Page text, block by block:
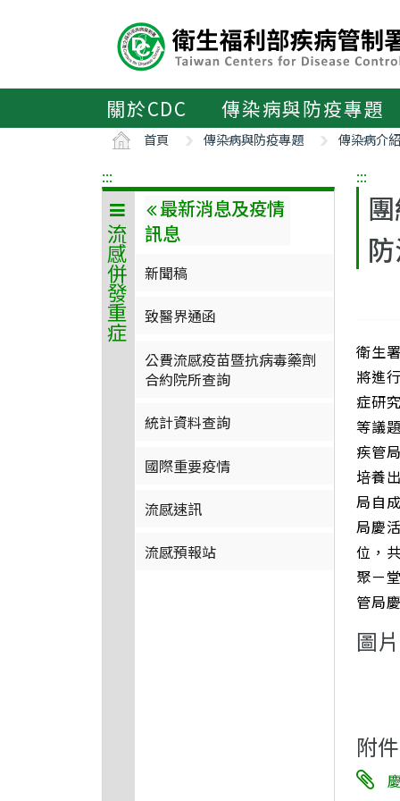
區
關於CDC 傳染病與防疫專題
首頁 傳染病與防疫專題 傳染病介
:::
流感併發重症
最新消息及疫情
訊息
新聞稿
致醫界通函
公費流感疫苗暨抗病毒藥劑
合約院所查詢
統計資料查詢
國際重要疫情
流感速訊
流感預報站
:::
衛生
將進
症研
等議
疾管
培養
局自
局慶
位，
聚ㄧ
管局
圖片
附件